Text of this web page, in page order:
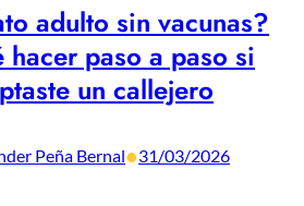
adulto sin vacunas?
hacer paso a paso si
un callejero
Peña Bernal•31/03/2026